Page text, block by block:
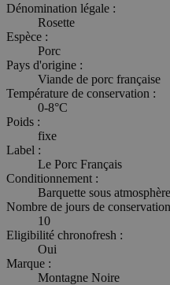
Dénomination légale :
Rosette
Espèce :
Porc
Pays d'origine :
Viande de porc française
Température de conservation :
0-8°C
Poids :
fixe
Label :
Le Porc Français
Conditionnement :
Barquette sous atmosphère
Nombre de jours de
10
Eligibilité chronofresh :
Oui
Marque :
Montagne Noire